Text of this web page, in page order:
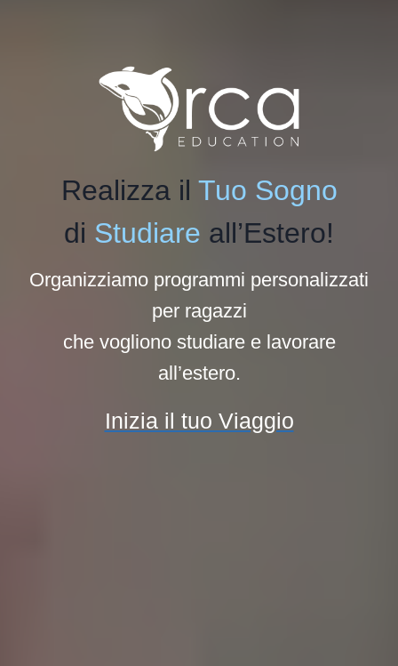
Realizza il Tuo Sogno
di Studiare all’Estero!
Organizziamo programmi personalizzati
per ragazzi
che vogliono studiare e lavorare
all’estero.
Inizia il tuo Viaggio